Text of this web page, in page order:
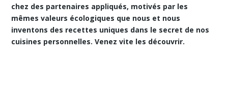
chez des partenaires appliqués, motivés par les
mêmes valeurs écologiques que nous et nous
inventons des recettes uniques dans le secret de nos
cuisines personnelles. Venez vite les découvrir.